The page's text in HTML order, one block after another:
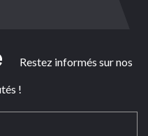
Restez informés sur nos
!